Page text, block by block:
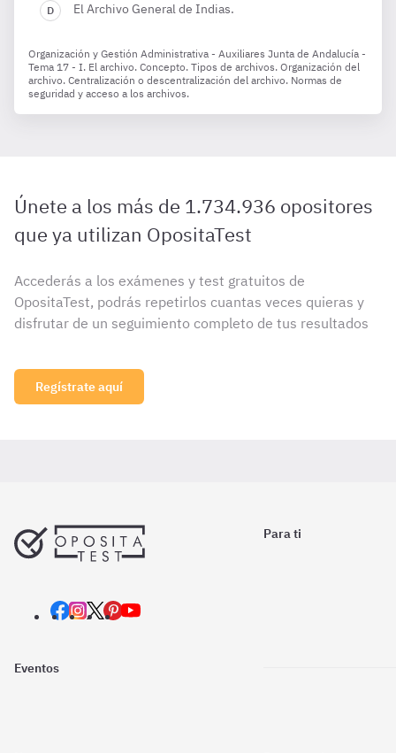
El Archivo General de Indias.
Organización y Gestión Administrativa - Auxiliares Junta de Andalucía -
Tema 17 - I. El archivo. Concepto. Tipos de archivos. Organización del
archivo. Centralización o descentralización del archivo. Normas de
seguridad y acceso a los archivos.
Únete a los más de 1.734.936 opositores
que ya utilizan OpositaTest
Accederás a los exámenes y test gratuitos de
OpositaTest, podrás repetirlos cuantas veces quieras y
disfrutar de un seguimiento completo de tus resultados
Regístrate aquí
Para ti
Eventos